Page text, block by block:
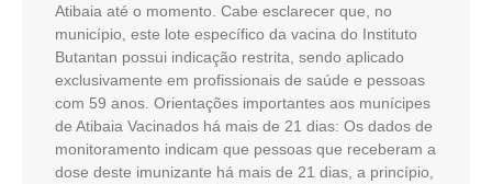
Atibaia até o momento. Cabe esclarecer que, no
município, este lote específico da vacina do Instituto
Butantan possui indicação restrita, sendo aplicado
exclusivamente em profissionais de saúde e pessoas
com 59 anos. Orientações importantes aos munícipes
de Atibaia Vacinados há mais de 21 dias: Os dados de
monitoramento indicam que pessoas que receberam a
dose deste imunizante há mais de 21 dias, a princípio,